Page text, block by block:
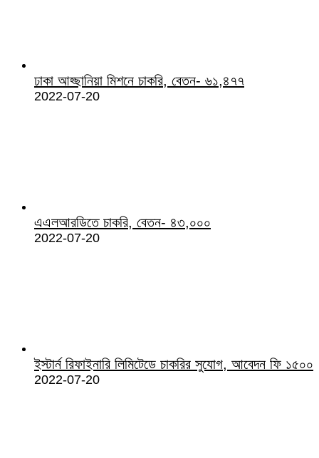
ঢাকা আহ্ছানিয়া মিশনে চাকরি, বেতন- ৬১,৪৭৭
2022-07-20
এএলআরডিতে চাকরি, বেতন- ৪৩,০০০
2022-07-20
ইস্টার্ন রিফাইনারি লিমিটেডে চাকরির সুযোগ, আবেদন ফি ১৫০০
2022-07-20